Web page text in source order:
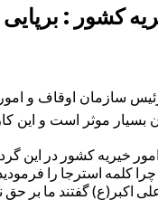
کشور :
سازمان اوقاف و
موثر است و این کار
خیریه کشور در این
کلمه استرجا را
گفتند ما بر حق